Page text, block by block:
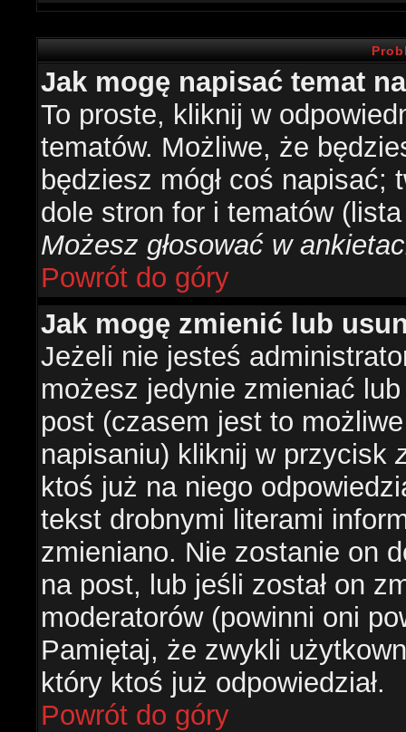
Jak mogę napisać temat
To proste, kliknij w
tematów. Możliwe, że
będziesz mógł coś
dole stron for i tematów
Możesz głosować w
Powrót do góry
Jak mogę zmienić lub
Jeżeli nie jesteś
możesz jedynie zmieniać
post (czasem jest to
napisaniu) kliknij w przycisk
ktoś już na niego
tekst drobnymi literami
zmieniano. Nie zostanie on
na post, lub jeśli został on
moderatorów (powinni oni
Pamiętaj, że zwykli
który ktoś już odpowiedział.
Powrót do góry